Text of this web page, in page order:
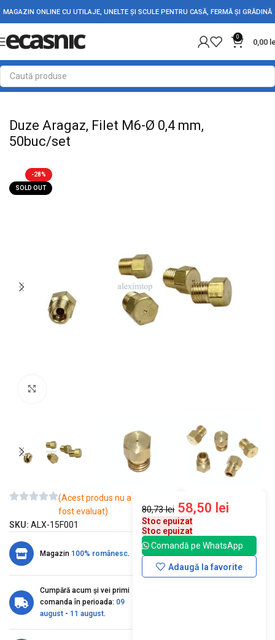
MAGAZIN ONLINE CU UTILAJE, UNELTE ȘI SCULE PENTRU CASĂ, FERMĂ ȘI GRĂDINĂ
0
0,00
Prima pagină Casă Rezistente Electrice
Duze Aragaz, Filet M6-Ø 0,4 mm,
50buc/set
-28%
SOLD OUT
(Acest produs nu a
fost evaluat)
SKU: ALX-15F001
Magazin 100% românesc.
Cumpără acum și vei primi
comanda în perioada: 09
august - 11 august.
80,73lei 58,50 lei
Stoc epuizat
Stoc epuizat
Comandă pe WhatsApp
Adaugă la favorite